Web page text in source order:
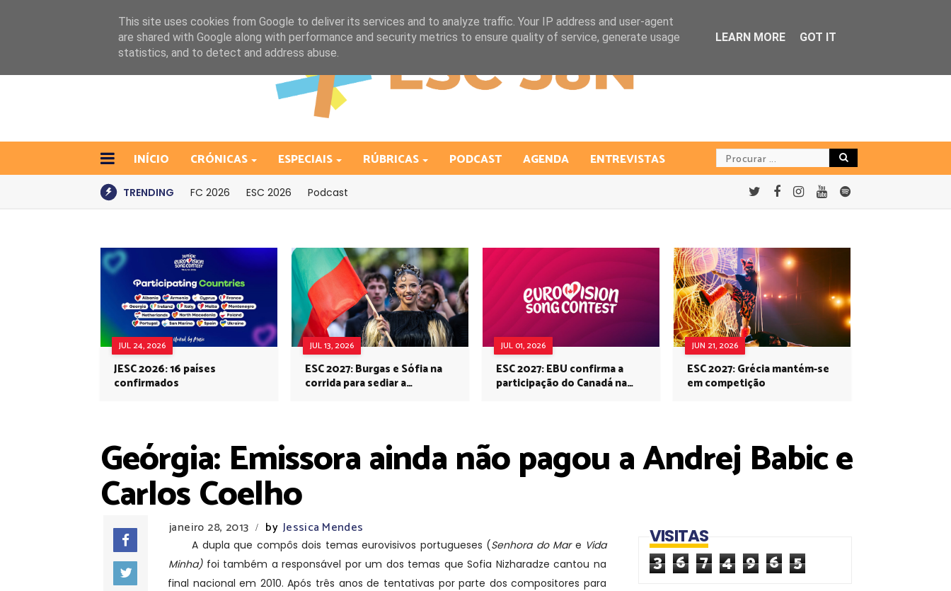
INÍCIO CRÓNICAS ESPECIAIS RÚBRICAS PODCAST AGENDA ENTREVISTAS
TRENDING FC 2026 ESC 2026 Podcast
JUL 24, 2026
JESC 2026: 16 países
confirmados
JUL 13, 2026
ESC 2027: Burgas e Sófia na
corrida para sediar a
JUL 01, 2026
ESC 2027: EBU confirma a
participação do Canadá na
JUN 21, 2026
ESC 2027: Grécia mantém-se
em competição
Geórgia: Emissora ainda não pagou a Andrej Babic e
Carlos Coelho
janeiro 28, 2013 / by Jessica Mendes
A dupla que compôs dois temas eurovisivos portugueses (Senhora do Mar e Vida
Minha)foi também a responsável por um dos temas que Sofia Nizharadze cantou na
final nacional em 2010. Após três anos de tentativas por parte dos compositores para
VISITAS
3 6 7 4 9 6 5
This site uses cookies from Google to deliver its services and to analyze traffic. Your IP address and user-agent
are shared with Google along with performance and security metrics to ensure quality of service, generate usage
statistics, and to detect and address abuse.
LEARN MORE GOT IT